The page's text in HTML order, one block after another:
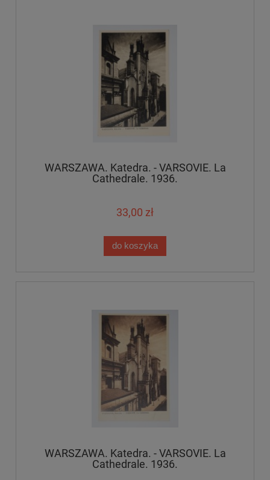
WARSZAWA. Katedra. - VARSOVIE. La
Cathedrale. 1936.
33,00 zł
do koszyka
WARSZAWA. Katedra. - VARSOVIE. La
Cathedrale. 1936.